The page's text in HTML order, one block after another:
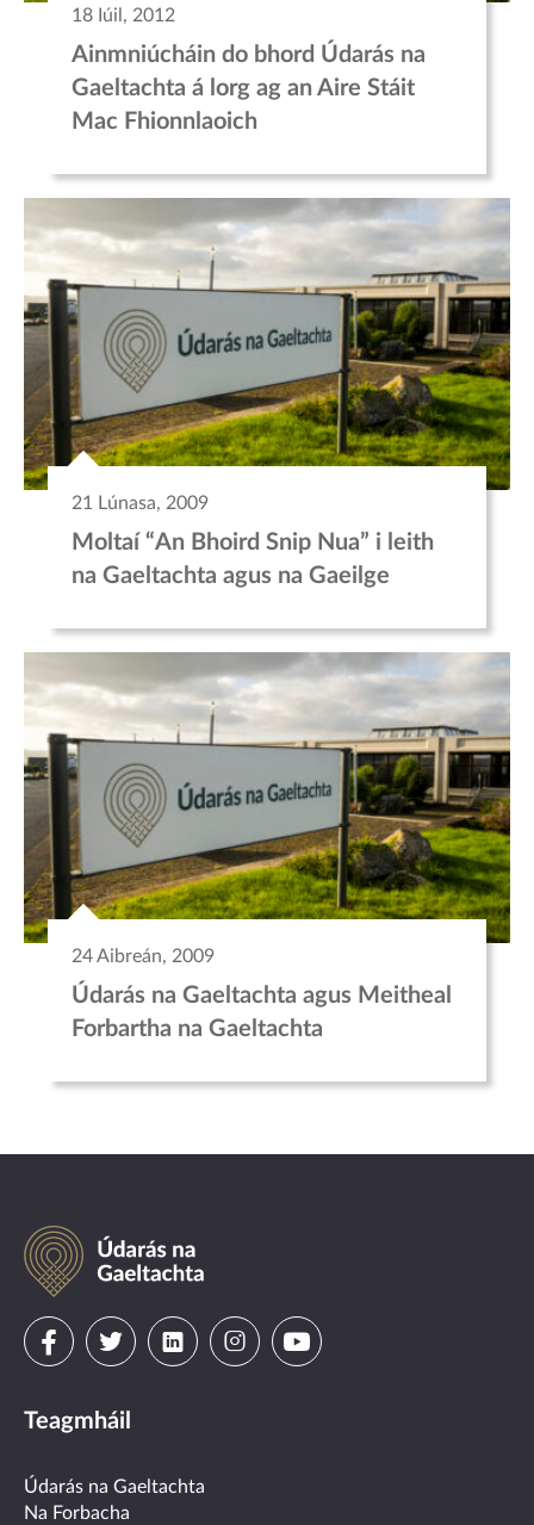
18 Iúil, 2012
Ainmniúcháin do bhord Údarás na
Gaeltachta á lorg ag an Aire Stáit
Mac Fhionnlaoich
21 Lúnasa, 2009
Moltaí “An Bhoird Snip Nua” i leith
na Gaeltachta agus na Gaeilge
24 Aibreán, 2009
Údarás na Gaeltachta agus Meitheal
Forbartha na Gaeltachta
Údarás
na
Gaeltachta
Visit
on
facebook
Visit
on
twitter
Visit
linkedin
VisitVisit
Teagmháil
Údarás na Gaeltachta
Na Forbacha